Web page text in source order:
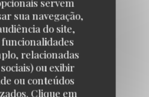
servem
sua navegação,
do site,
relacionadas
ou exibir
ou conteúdos
Clique em
7,00 EUR
14 cl
DE L'OSTAL 2022
8,00 EUR